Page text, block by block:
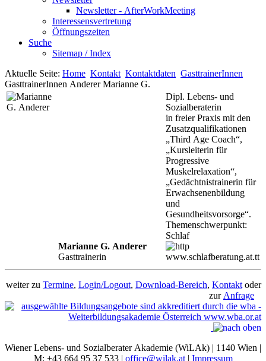
Newsletter - AfterWorkMeeting
Interessensvertretung
Öffnungszeiten
Suche
Sitemap / Index
Aktuelle Seite: Home Kontakt Kontaktdaten GasttrainerInnen
GasttrainerInnen Anderer Marianne G.
Marianne G. Anderer
Gasttrainerin
Dipl. Lebens- und
Sozialberaterin
in freier Praxis mit den
Zusatzqualifikationen
„Third Age Coach“,
„Kursleiterin für
Progressive
Muskelrelaxation“,
„Gedächtnistrainerin für
Erwachsenenbildung
und
Gesundheitsvorsorge“.
Themenschwerpunkt:
Schlaf
www.schlafberatung.at.tt
weiter zu Termine, Login/Logout, Download-Bereich, Kontakt oder
zur Anfrage
Wiener Lebens- und Sozialberater Akademie (WiLAk) | 1140 Wien |
M: +43 664 95 37 533 | office@wilak.at| Impressum